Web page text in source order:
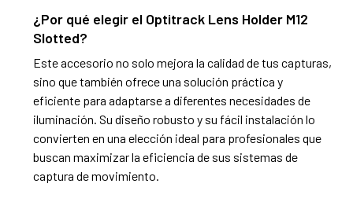
¿Por qué elegir el Optitrack Lens Holder M12
Slotted?
Este accesorio no solo mejora la calidad de tus capturas,
sino que también ofrece una solución práctica y
eficiente para adaptarse a diferentes necesidades de
iluminación. Su diseño robusto y su fácil instalación lo
convierten en una elección ideal para profesionales que
buscan maximizar la eficiencia de sus sistemas de
captura de movimiento.